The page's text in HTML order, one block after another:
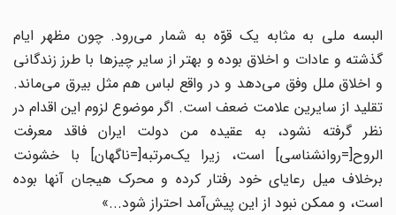
البسه ملی به مثابه یک قوّه به شمار می‌رود. چون مظهر ایام
گذشته و عادات و اخلاق بوده و بهتر از سایر چیزها با طرز زندگانی
و اخلاق ملل وفق می‌دهد و در واقع لباس هم مثل بیرق می‌ماند.
تقلید از سایرین علامت ضعف است. اگر موضوع لزوم این اقدام در
نظر گرفته نشود، به عقیده من دولت ایران فاقد معرفت
الروح[=روانشناسی] است، زیرا یک‌مرتبه[=ناگهان] با خشونت
برخلاف میل رعایای خود رفتار کرده و محرک هیجان آنها بوده
است، و ممکن نبود از این پیش‌آمد احتراز شود...»